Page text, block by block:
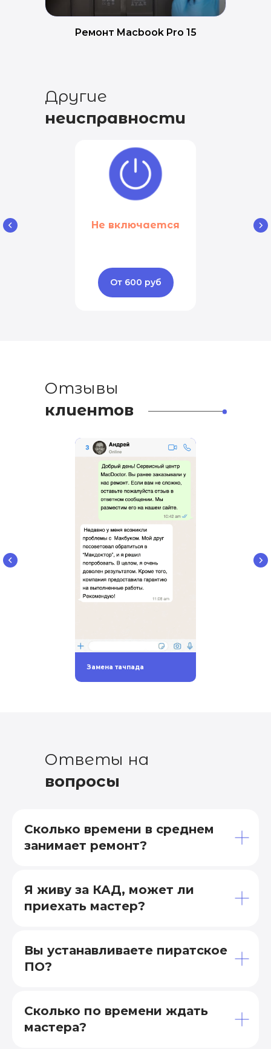
Ремонт Macbook Pro 15
Другие
неисправности
Не включается
От 600 руб
Отзывы
клиентов
Замена тачпада
Ответы на
вопросы
Сколько времени в среднем
занимает ремонт?
Я живу за КАД, может ли
приехать мастер?
Вы устанавливаете пиратское
ПО?
Сколько по времени ждать
мастера?